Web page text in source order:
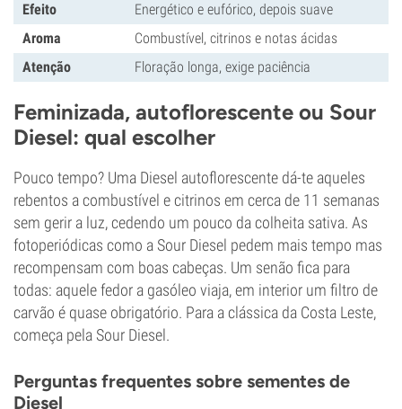
Efeito
Energético e eufórico, depois suave
Aroma
Combustível, citrinos e notas ácidas
Atenção
Floração longa, exige paciência
Feminizada, autoflorescente ou Sour
Diesel: qual escolher
Pouco tempo? Uma Diesel autoflorescente dá-te aqueles
rebentos a combustível e citrinos em cerca de 11 semanas
sem gerir a luz, cedendo um pouco da colheita sativa. As
fotoperiódicas como a Sour Diesel pedem mais tempo mas
recompensam com boas cabeças. Um senão fica para
todas: aquele fedor a gasóleo viaja, em interior um filtro de
carvão é quase obrigatório. Para a clássica da Costa Leste,
começa pela Sour Diesel.
Perguntas frequentes sobre sementes de
Diesel